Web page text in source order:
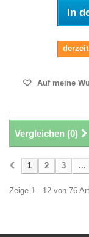
In
Auf meine
Vergleichen (0)
1 2 3 ...
Zeige 1 - 12 von 76